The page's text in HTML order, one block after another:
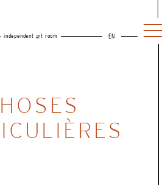
independent art room EN